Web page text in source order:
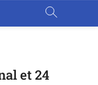
et 24